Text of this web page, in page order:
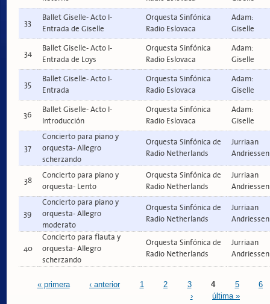
33
Ballet Giselle- Acto I-
Entrada de Giselle
Orquesta Sinfónica
Radio Eslovaca
Adam:
Giselle
34
Ballet Giselle- Acto I-
Entrada de Loys
Orquesta Sinfónica
Radio Eslovaca
Adam:
Giselle
35
Ballet Giselle- Acto I-
Entrada
Orquesta Sinfónica
Radio Eslovaca
Adam:
Giselle
36
Ballet Giselle- Acto I-
Introducción
Orquesta Sinfónica
Radio Eslovaca
Adam:
Giselle
37
Concierto para piano y
orquesta- Allegro
scherzando
Orquesta Sinfónica de
Radio Netherlands
Jurriaan
Andriessen
38
Concierto para piano y
orquesta- Lento
Orquesta Sinfónica de
Radio Netherlands
Jurriaan
Andriessen
39
Concierto para piano y
orquesta- Allegro
moderato
Orquesta Sinfónica de
Radio Netherlands
Jurriaan
Andriessen
40
Concierto para flauta y
orquesta- Allegro
scherzando
Orquesta Sinfónica de
Radio Netherlands
Jurriaan
Andriessen
Páginas
« primera ‹ anterior 1 2 3 4 5
6
›
última »